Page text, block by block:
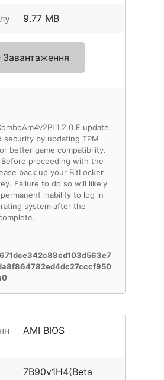
9.77 MB
Завантаження
1.2.0.F update.
security by updating TPM
better game compatibility.
proceeding with the
back up your BitLocker
Failure to do so will likely
inability to log in
system after the
AMI BIOS
7B90v1H4(Beta